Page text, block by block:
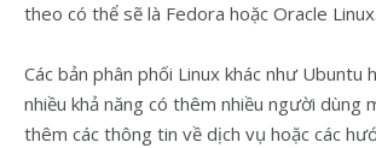
theo có thể sẽ là Fedora hoặc Oracle Linux.
Các bản phân phối Linux khác như Ubuntu
nhiều khả năng có thêm nhiều người dùng
thêm các thông tin về dịch vụ hoặc các